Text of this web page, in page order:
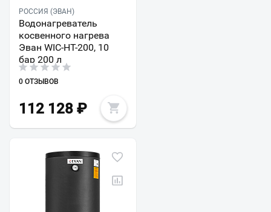
РОССИЯ (ЭВАН)
Водонагреватель
косвенного нагрева
Эван WIС-HT-200, 10
бар 200 л
0 ОТЗЫВОВ
112 128 ₽